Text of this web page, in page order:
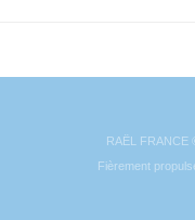
RAËL FRANCE
Fièrement